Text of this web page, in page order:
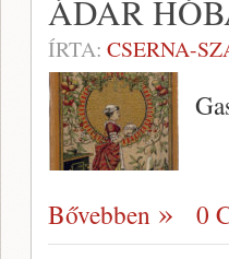
ÁDAR
ÍRTA: CSERNA-
Bővebben 0